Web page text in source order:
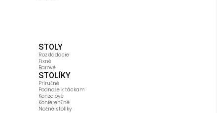
STOLY
Rozkladacie
Fixné
Barové
STOLÍKY
Príručné
Podnože k táckam
Konzolové
Konferenčné
Nočné stolíky